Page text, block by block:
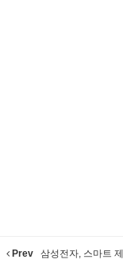
Prev 삼성전자, 스마트